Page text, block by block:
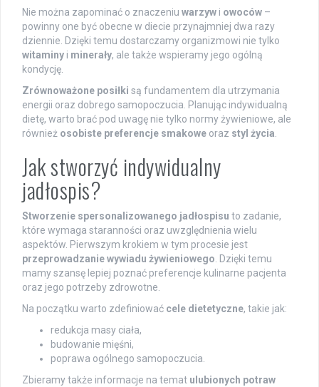
Nie można zapominać o znaczeniu warzyw i owoców –
powinny one być obecne w diecie przynajmniej dwa razy
dziennie. Dzięki temu dostarczamy organizmowi nie tylko
witaminy i minerały, ale także wspieramy jego ogólną
kondycję.
Zrównoważone posiłki są fundamentem dla utrzymania
energii oraz dobrego samopoczucia. Planując indywidualną
dietę, warto brać pod uwagę nie tylko normy żywieniowe, ale
również osobiste preferencje smakowe oraz styl życia
Jak stworzyć indywidualny
jadłospis?
Stworzenie spersonalizowanego jadłospisu to zadanie,
które wymaga staranności oraz uwzględnienia wielu
aspektów. Pierwszym krokiem w tym procesie jest
przeprowadzanie wywiadu żywieniowego . Dzięki temu
mamy szansę lepiej poznać preferencje kulinarne pacjenta
oraz jego potrzeby zdrowotne.
Na początku warto zdefiniować cele dietetyczne, takie jak:
redukcja masy ciała,
budowanie mięśni,
poprawa ogólnego samopoczucia.
Zbieramy także informacje na temat ulubionych potraw